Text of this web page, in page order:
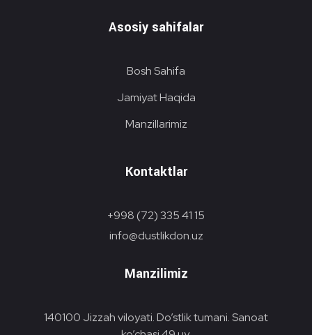
Asosiy sahifalar
Bosh Sahifa
Jamiyat Haqida
Manzillarimiz
Kontaktlar
+998 (72) 335 41 15
info@dustlikdon.uz
Manzilimiz
140100 Jizzah viloyati. Do’stlik tumani. Sanoat